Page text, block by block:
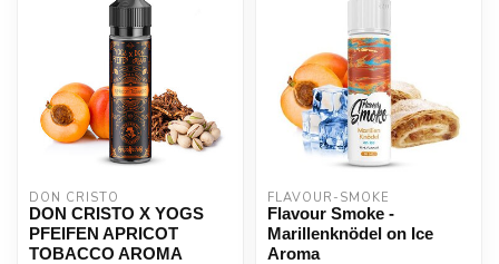
DON CRISTO
DON CRISTO X YOGS
PFEIFEN APRICOT
TOBACCO AROMA
FLAVOUR-SMOKE
Flavour Smoke -
Marillenknödel on Ice
Aroma